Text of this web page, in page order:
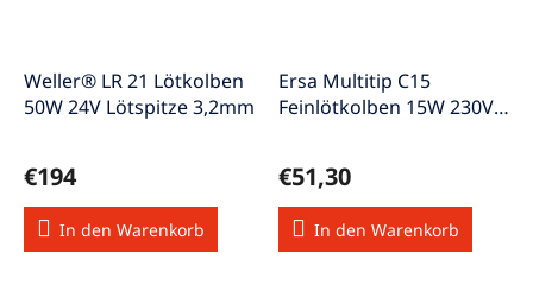
Weller® LR 21 Lötkolben
50W 24V Lötspitze 3,2mm
€194
In den Warenkorb
Ersa Multitip C15
Feinlötkolben 15W 230V
€51,30
In den Warenkorb